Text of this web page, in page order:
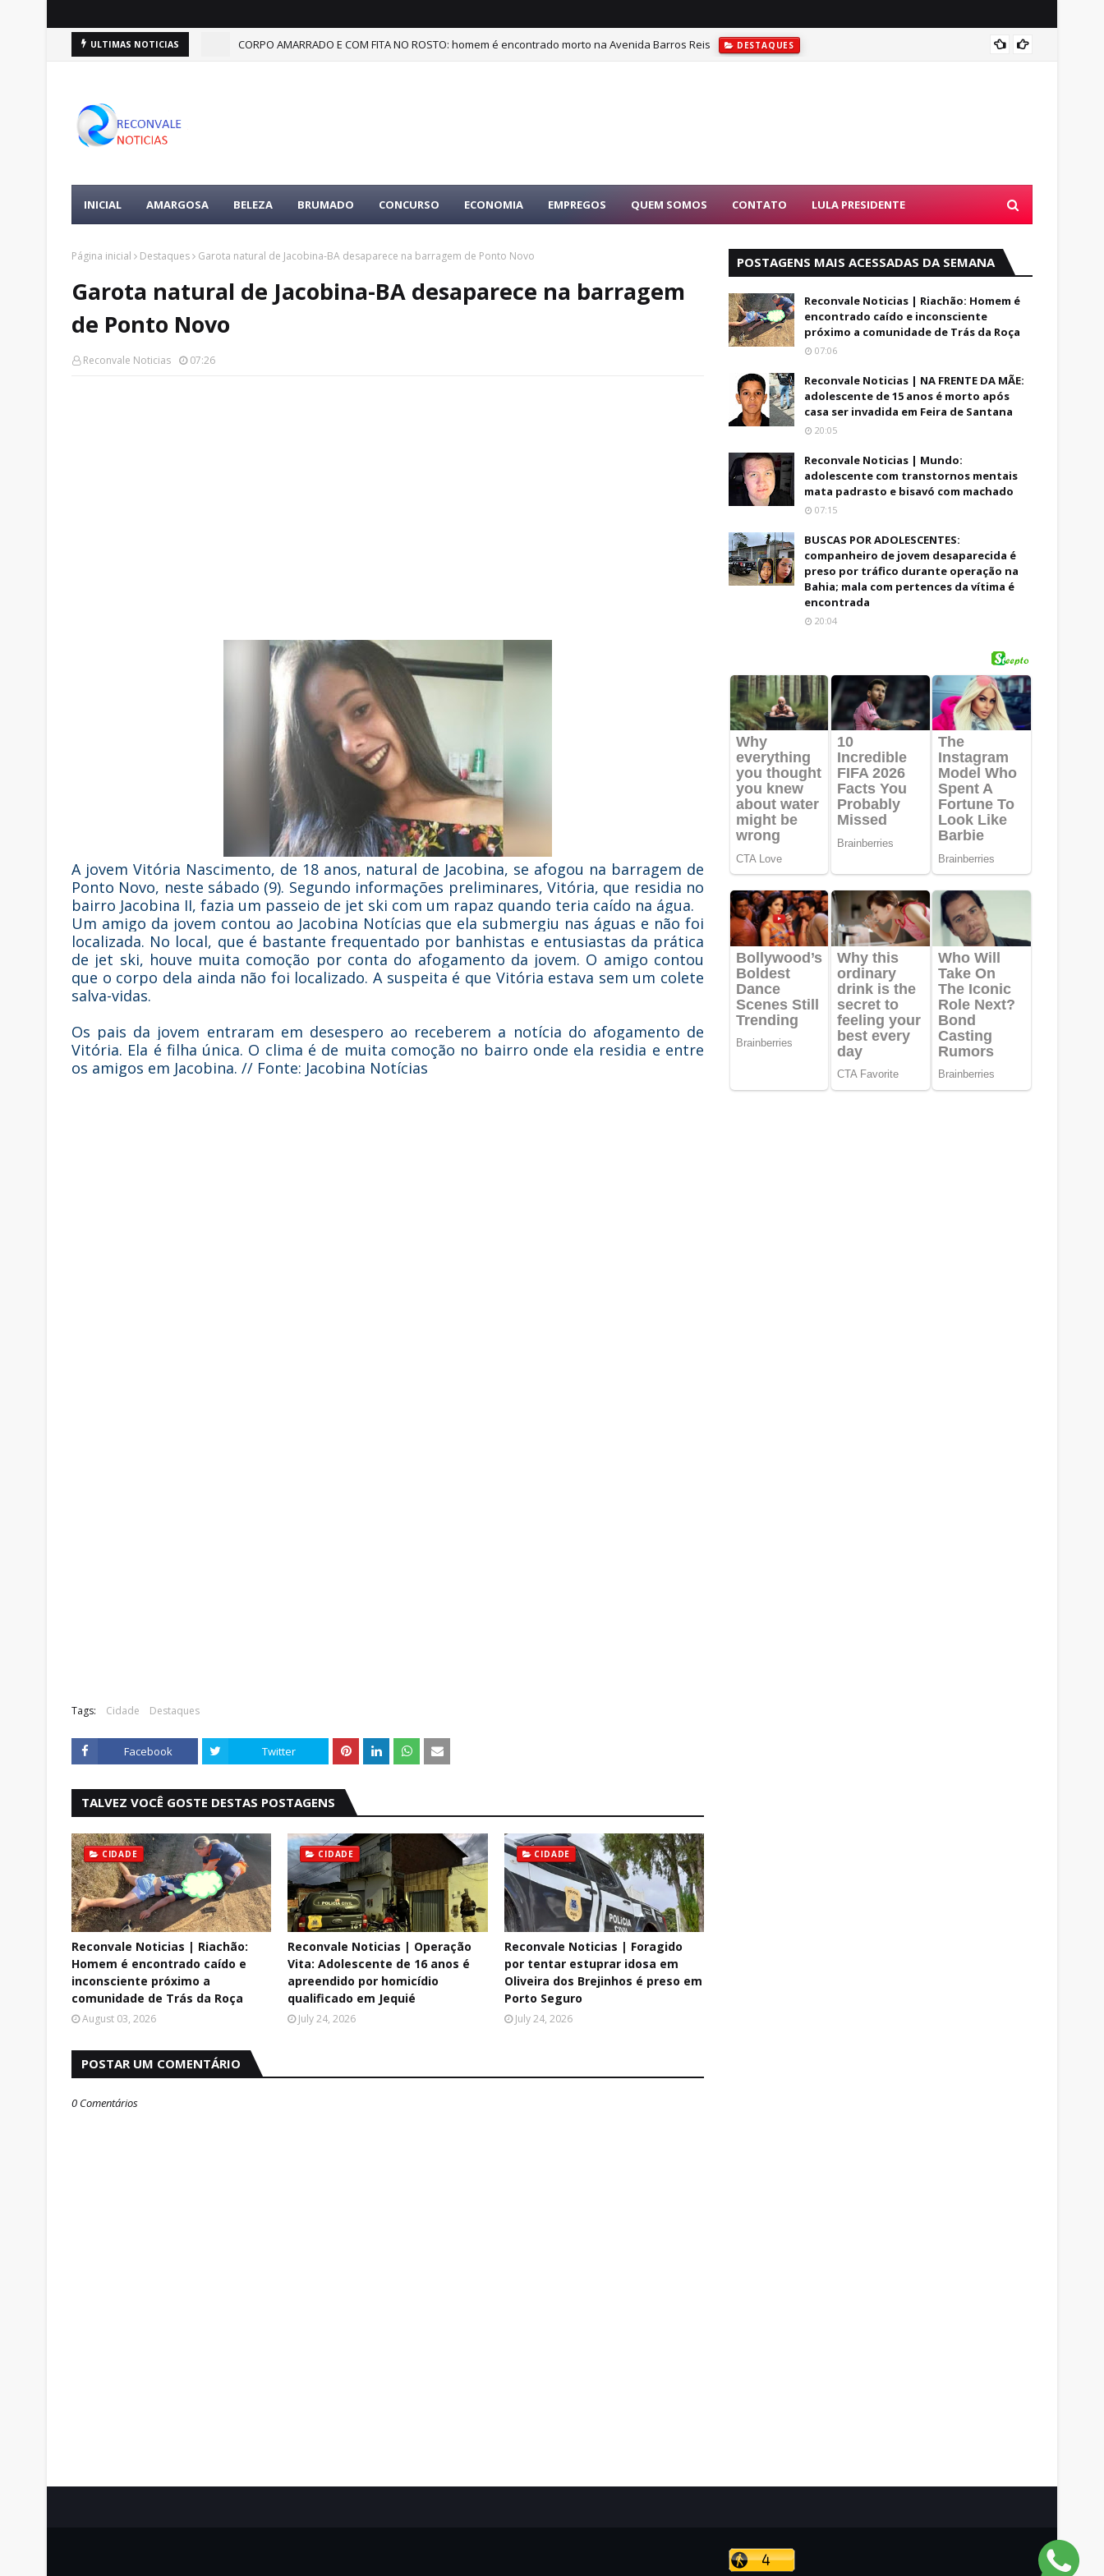
ULTIMAS NOTICIAS CORPO AMARRADO E COM FITA NO ROSTO: homem é encontrado morto na Avenida Barros Reis DESTAQUES
INICIAL AMARGOSA BELEZA BRUMADO CONCURSO ECONOMIA EMPREGOS QUEM SOMOS CONTATO LULA PRESIDENTE
Página inicial Destaques Garota natural de Jacobina-BA desaparece na barragem de Ponto Novo
Garota natural de Jacobina-BA desaparece na barragem
de Ponto Novo
Reconvale Noticias 07:26
A jovem Vitória Nascimento, de 18 anos, natural de Jacobina, se afogou na barragem de
Ponto Novo, neste sábado (9). Segundo informações preliminares, Vitória, que residia no
bairro Jacobina II, fazia um passeio de jet ski com um rapaz quando teria caído na água.
Um amigo da jovem contou ao Jacobina Notícias que ela submergiu nas águas e não foi
localizada. No local, que é bastante frequentado por banhistas e entusiastas da prática
de jet ski, houve muita comoção por conta do afogamento da jovem. O amigo contou
que o corpo dela ainda não foi localizado. A suspeita é que Vitória estava sem um colete
salva-vidas.
Os pais da jovem entraram em desespero ao receberem a notícia do afogamento de
Vitória. Ela é filha única. O clima é de muita comoção no bairro onde ela residia e entre
os amigos em Jacobina. // Fonte: Jacobina Notícias
Tags: Cidade Destaques
Facebook Twitter
TALVEZ VOCÊ GOSTE DESTAS POSTAGENS
CIDADE
Reconvale Noticias | Riachão:
Homem é encontrado caído e
inconsciente próximo a
comunidade de Trás da Roça
August 03, 2026
CIDADE
Reconvale Noticias | Operação
Vita: Adolescente de 16 anos é
apreendido por homicídio
qualificado em Jequié
July 24, 2026
CIDADE
Reconvale Noticias | Foragido
por tentar estuprar idosa em
Oliveira dos Brejinhos é preso em
Porto Seguro
July 24, 2026
POSTAR UM COMENTÁRIO
0 Comentários
POSTAGENS MAIS ACESSADAS DA SEMANA
Reconvale Noticias | Riachão: Homem é
encontrado caído e inconsciente
próximo a comunidade de Trás da Roça
07:06
Reconvale Noticias | NA FRENTE DA MÃE:
adolescente de 15 anos é morto após
casa ser invadida em Feira de Santana
20:05
Reconvale Noticias | Mundo:
adolescente com transtornos mentais
mata padrasto e bisavó com machado
07:15
BUSCAS POR ADOLESCENTES:
companheiro de jovem desaparecida é
preso por tráfico durante operação na
Bahia; mala com pertences da vítima é
encontrada
20:04